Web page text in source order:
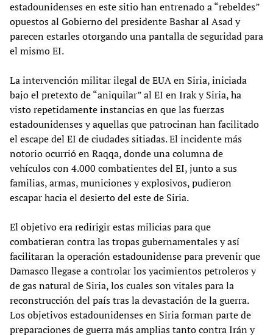
estadounidenses en este sitio han entrenado a “rebeldes”
opuestos al Gobierno del presidente Bashar al Asad y
parecen estarles otorgando una pantalla de seguridad para
el mismo EI.
La intervención militar ilegal de EUA en Siria, iniciada
bajo el pretexto de “aniquilar” al EI en Irak y Siria, ha
visto repetidamente instancias en que las fuerzas
estadounidenses y aquellas que patrocinan han facilitado
el escape del EI de ciudades sitiadas. El incidente más
notorio ocurrió en Raqqa, donde una columna de
vehículos con 4.000 combatientes del EI, junto a sus
familias, armas, municiones y explosivos, pudieron
escapar hacia el desierto del este de Siria.
El objetivo era redirigir estas milicias para que
combatieran contra las tropas gubernamentales y así
facilitaran la operación estadounidense para prevenir que
Damasco llegase a controlar los yacimientos petroleros y
de gas natural de Siria, los cuales son vitales para la
reconstrucción del país tras la devastación de la guerra.
Los objetivos estadounidenses en Siria forman parte de
preparaciones de guerra más amplias tanto contra Irán y